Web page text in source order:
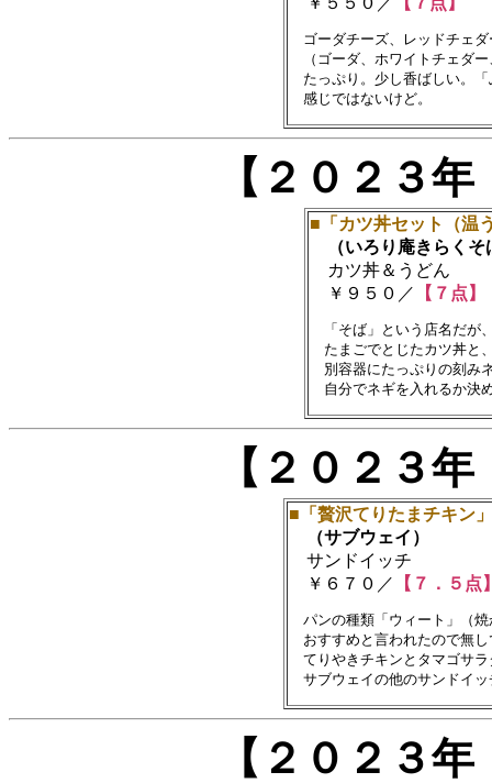
ゴーダチーズ、レッドチェ
（ゴーダ、ホワイトチェダー
たっぷり。少し香ばしい。「
【２０２３
■「カツ丼セット（温
（いろり庵きらくそ
カツ丼＆うどん
￥９５０／
【７点】
「そば」という店名だが
たまごでとじたカツ丼と
別容器にたっぷりの刻み
【２０２３
■「贅沢てりたまチキン」
（サブウェイ）
サンドイッチ
￥６７０／ 【７．５点
パンの種類「ウィート」（
おすすめと言われたので無し
てりやきチキンとタマゴサ
【２０２３